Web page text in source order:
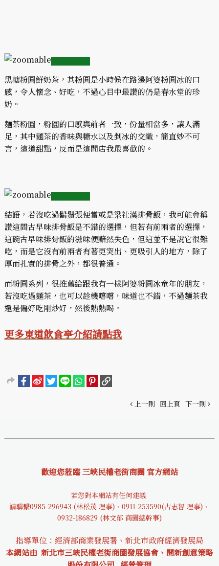
黑糖粉圓鮮奶茶，其粉圓是小時候在路邊阿婆粉圓冰的口
感，令人懷念、好吃，不過心目中最讚的仍是春水堂的珍
奶。
麵茶粉圓，粉圓的口感與前者一致，份量相當多，讓人滿
足，其中麵茶的香味與糖水以及剉冰的交織，簡直妙不可
言，這道甜點，反而是這間店我最喜歡的。
結語，若沒吃過鬍鬚張便當或是梁社漢排骨飯，我可能會稱
讚這間古早味排骨飯是不錯的選擇，但若有前兩者的選擇，
這碗古早味排骨飯的滋味便黯然失色，但這並不是說它很難
吃，而是它沒有前兩者有著更突出、更吸引人的地方，除了
厚而扎實的排骨之外，都很普通。
而粉圓系列，很推薦給跟我有一樣阿婆粉圓冰童年的朋友，
若沒吃過麵茶，也可以趁機嚐嚐，味道也不錯，不過麵茶我
還是偏好吃剛炒好，然後熱熱喝。
更多東道飲食亭介紹請點我
上一則 回上頁 下一則
歡迎您蒞臨 三峽民權老街商圈 官方網站
若您對本網站有任何建議
請聯繫0985-296943 (林松茂 理事)、0911-253590(古志智 理事)、
0932-186829 (林文郁 商圈總幹事)
指導單位：經濟部商業發展署、新北市政府經濟發展局
本網站由 新北市三峽民權老街商圈發展協會、開新創意策略